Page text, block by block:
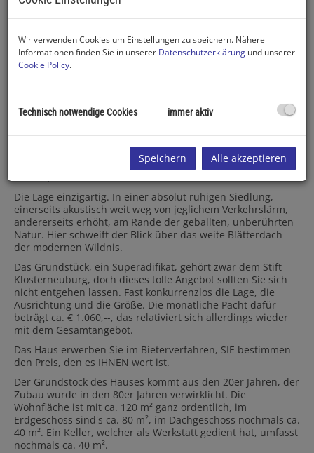
Nur wenige Autominuten von Wien entfernt, erleben Sie
hier den wahren Ruhepol, einen Ort, wo die Natur nicht nur
Die Lage einzigartig. In einer absolut ruhigen Siedlung,
einerseits akustisch weit weg von jeglichem Verkehrslärm,
andererseits erhöht, am Rande der geballten, unberührten
Natur. Hier schweift der Blick über das weite Blätterdach
der modernen Wildnis.
Das Grundstück, ein Superädifikat, gehört zwar dem Stift
Klosterneuburg, doch dieses tolle Angebot sollten Sie sich
nicht entgehen lassen. Fast konkurrenzlos die Lage, die
Ausrichtung und die Größe. Die monatliche Pacht dafür
beträgt ca. € 1.060,--, das relativiert sich allerdings wieder
mit dem Gesamtangebot.
Das Haus erwerben Sie im Bieterverfahren, SIE bestimmen
den Preis, den es IHNEN wert ist.
Der Grundstock des Hauses kommt aus den 20er Jahren, der
Zubau wurde in den 80er Jahren verwirklicht. Die
Wohnfläche ist mit ca. 120 m² ganz ordentlich, im
Erdgeschoss sind's ca. 80 m², im Dachgeschoss nochmals ca.
40 m². Ein Keller, welcher als Werkstatt gedient hat, umfasst
nochmals ca. 40 m².
Wir verwenden Cookies um Einstellungen zu speichern. Nähere
Informationen finden Sie in unserer Datenschutzerklärung und unserer
Cookie Policy.
Technisch notwendige Cookies immer aktiv
Speichern Alle akzeptieren